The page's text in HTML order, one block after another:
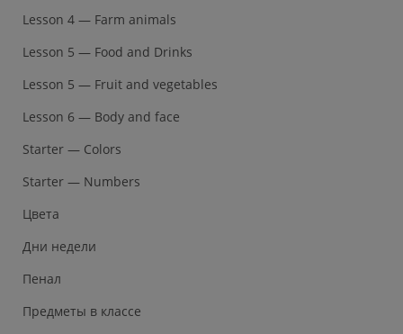
Lesson 4 — Farm animals
Lesson 5 — Food and Drinks
Lesson 5 — Fruit and vegetables
Lesson 6 — Body and face
Starter — Colors
Starter — Numbers
Цвета
Дни недели
Пенал
Предметы в классе